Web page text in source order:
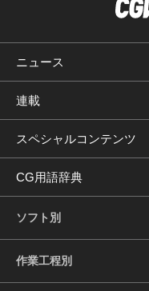
ニュース
連載
スペシャルコンテンツ
CG用語辞典
ソフト別
作業工程別